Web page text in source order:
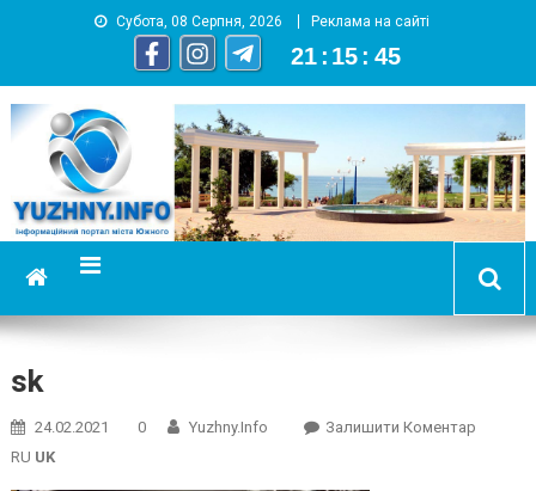
Субота, 08 Серпня, 2026 Реклама на сайті
21 : 15 : 45
YUZHNY.INFO
информационный портал города Южный
sk
24.02.2021 0 Yuzhny.info Залишити КоментарOn
RU UK